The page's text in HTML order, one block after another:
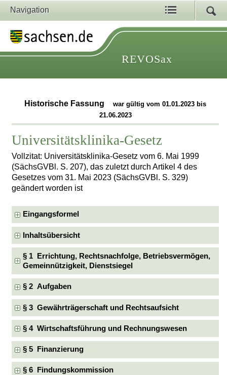
Navigation
REVOSax
Historische Fassung
war gültig vom 01.01.2023 bis
21.06.2023
Universitätsklinika-Gesetz
Vollzitat: Universitätsklinika-Gesetz vom 6. Mai 1999
(SächsGVBl. S. 207), das zuletzt durch Artikel 4 des
Gesetzes vom 31. Mai 2023 (SächsGVBl. S. 329)
geändert worden ist
Eingangsformel
Inhaltsübersicht
§ 1 Errichtung, Rechtsnachfolge, Betriebsvermögen,
Gemeinnützigkeit, Dienstsiegel
§ 2 Aufgaben
§ 3 Gewährträgerschaft und Rechtsaufsicht
§ 4 Wirtschaftsführung und Rechnungswesen
§ 5 Finanzierung
§ 6 Findungskommission